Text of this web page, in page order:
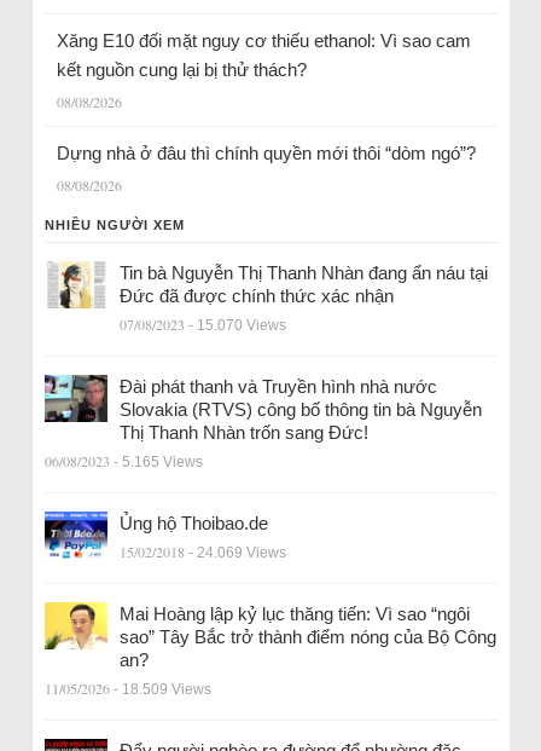
Xăng E10 đối mặt nguy cơ thiếu ethanol: Vì sao cam
kết nguồn cung lại bị thử thách?
08/08/2026
Dựng nhà ở đâu thì chính quyền mới thôi “dòm ngó”?
08/08/2026
NHIỀU NGƯỜI XEM
Tin bà Nguyễn Thị Thanh Nhàn đang ẩn náu tại
Đức đã được chính thức xác nhận
07/08/2023 - 15.070 Views
Đài phát thanh và Truyền hình nhà nước
Slovakia (RTVS) công bố thông tin bà Nguyễn
Thị Thanh Nhàn trốn sang Đức!
06/08/2023 - 5.165 Views
Ủng hộ Thoibao.de
15/02/2018 - 24.069 Views
Mai Hoàng lập kỷ lục thăng tiến: Vì sao “ngôi
sao” Tây Bắc trở thành điểm nóng của Bộ Công
an?
11/05/2026 - 18.509 Views